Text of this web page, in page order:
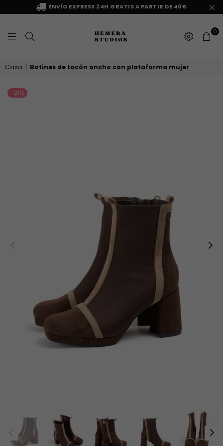
ENVÍO EXPRESS 24H GRATIS A PARTIR DE 40€
HEMERA
STUDIOS
0
Casa | Botines de tacón ancho con plataforma mujer
-21%